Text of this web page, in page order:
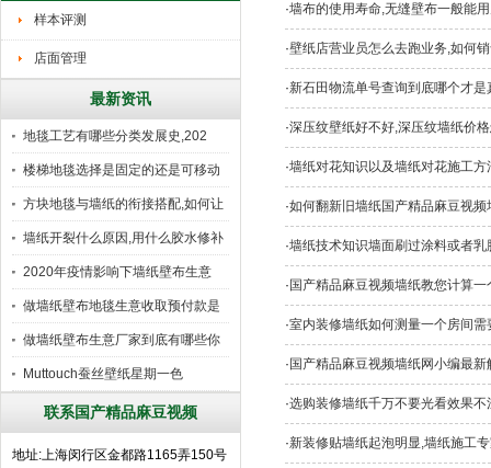
样本评测
店面管理
最新资讯
地毯工艺有哪些分类发展史,202
楼梯地毯选择是固定的还是可移动
好
方块地毯与墙纸的衔接搭配,如何让
墙纸开裂什么原因,用什么胶水修补
2020年疫情影响下墙纸壁布生意
做墙纸壁布地毯生意收取预付款是
行
做墙纸壁布生意厂家到底有哪些你
所
Muttouch蚕丝壁纸星期一色
联系国产精品麻豆视频
地址:上海闵行区金都路1165弄150号
·墙布的使用寿命,无缝壁布一般能
·壁纸店营业员怎么去跑业务,如何
·新石田物流单号查询到底哪个才是
·深压纹壁纸好不好,深压纹墙纸价格
·墙纸对花知识以及墙纸对花施工方法
·如何翻新旧墙纸国产精品麻豆视
·墙纸技术知识墙面刷过涂料或者
· 国产精品麻豆视频墙纸教您计算
·室内装修墙纸如何测量一个房间需
· 国产精品麻豆视频墙纸网小编最
·选购装修墙纸千万不要光看效果不
·新装修贴墙纸起泡明显,墙纸施工